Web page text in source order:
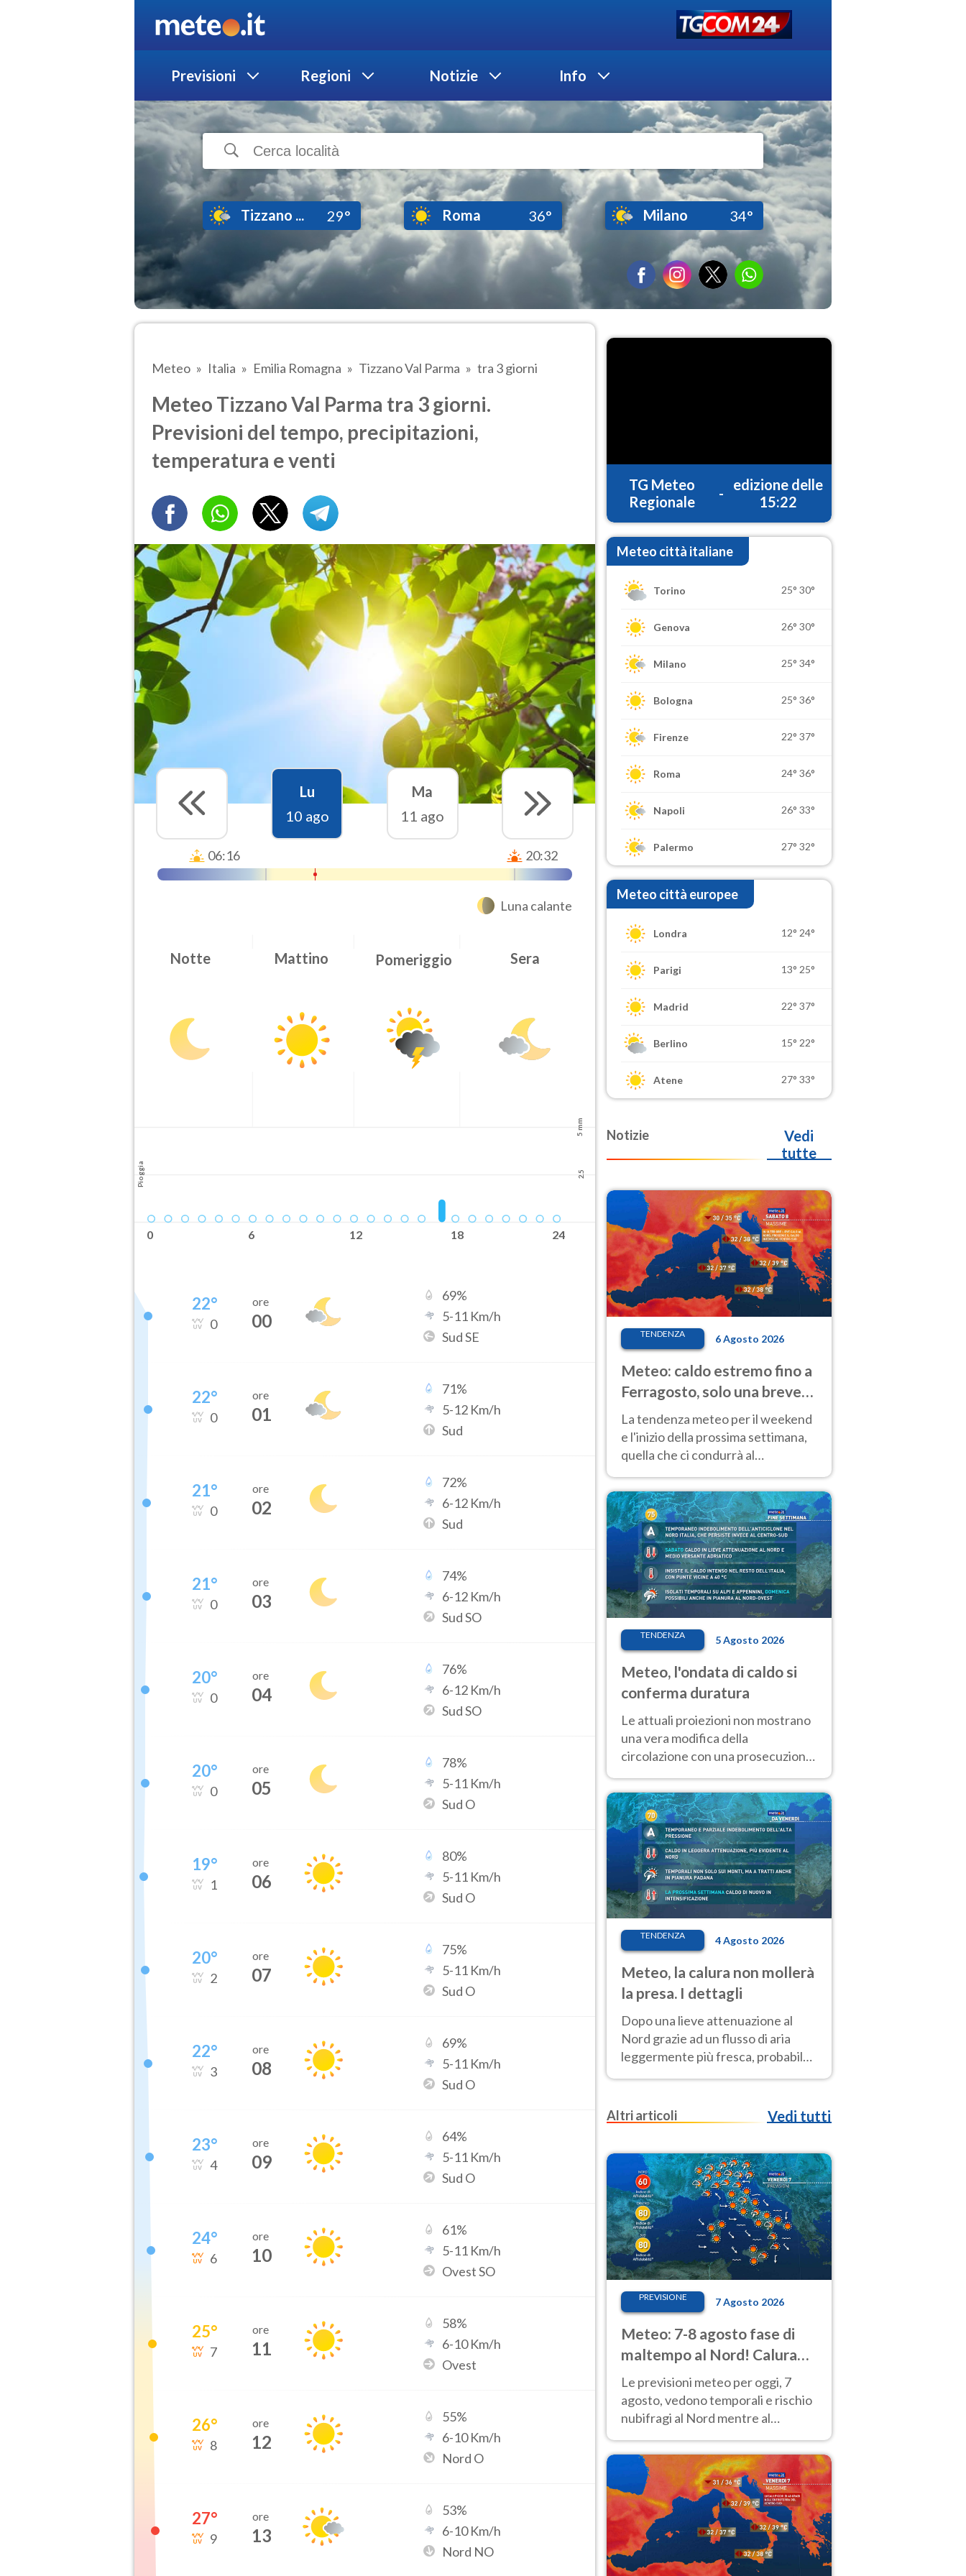
Previsioni Regioni Notizie Info
Tizzano ... 29° Roma 36° Milano 34°
Meteo Italia Emilia Romagna Tizzano Val Parma tra 3 giorni
Meteo Tizzano Val Parma tra 3 giorni.
Previsioni del tempo, precipitazioni,
temperatura e venti
Lu
10 ago
Ma
11 ago
06:16 20:32
Luna calante
Notte Mattino Pomeriggio Sera
5 mm
2.5
Pioggia
0 6 12 18 24
22°
0
ore
00
69%
5-11 Km/h
Sud SE
22°
0
ore
01
71%
5-12 Km/h
Sud
21°
0
ore
02
72%
6-12 Km/h
Sud
21°
0
ore
03
74%
6-12 Km/h
Sud SO
20°
0
ore
04
76%
6-12 Km/h
Sud SO
20°
0
ore
05
78%
5-11 Km/h
Sud O
19°
1
ore
06
80%
5-11 Km/h
Sud O
20°
2
ore
07
75%
5-11 Km/h
Sud O
22°
3
ore
08
69%
5-11 Km/h
Sud O
23°
4
ore
09
64%
5-11 Km/h
Sud O
24°
6
ore
10
61%
5-11 Km/h
Ovest SO
25°
7
ore
11
58%
6-10Km/h
Ovest
26°
8
ore
12
55%
6-10Km/h
Nord O
27°
9
ore
13
53%
6-10Km/h
Nord NO
TG Meteo
Regionale
-
edizione delle
15:22
Meteo città italiane
Torino 25° 30°
Genova 26° 30°
Milano 25° 34°
Bologna 25° 36°
Firenze 22° 37°
Roma 24° 36°
Napoli 26° 33°
Palermo 27° 32°
Meteo città europee
Londra 12° 24°
Parigi 13° 25°
Madrid 22° 37°
Berlino 15° 22°
Atene 27° 33°
Notizie
Vedi
tutte
TENDENZA 6 Agosto 2026
Meteo: caldo estremo fino a
Ferragosto, solo una breve
pausa. Ecco dove
La tendenza meteo per il weekend
e l'inizio della prossima settimana,
quella che ci condurrà al
temperature molto elevate
TENDENZA 5 Agosto 2026
Meteo, l'ondata di caldo si
conferma duratura
Le attuali proiezioni non mostrano
una vera modifica della
circolazione con una prosecuzione
giorni, compresa la settimana di
Ferragosto
TENDENZA 4 Agosto 2026
Meteo, la calura non mollerà
la presa. I dettagli
Dopo una lieve attenuazione al
Nord grazie ad un flusso di aria
leggermente più fresca, probabile
nuovo rinforzo dell’anticiclone
Altri articoli
Vedi tutti
PREVISIONE 7 Agosto 2026
Meteo: 7-8 agosto fase di
maltempo al Nord! Calura
fino a Ferragosto
Le previsioni meteo per oggi, 7
agosto, vedono temporali e rischio
nubifragi al Nord mentre al
molto intenso.